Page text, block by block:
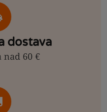
dostava
nad 60 €